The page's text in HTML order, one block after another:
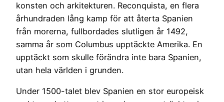
konsten och arkitekturen. Reconquista, en flera
århundraden lång kamp för att återta Spanien
från morerna, fullbordades slutligen år 1492,
samma år som Columbus upptäckte Amerika. En
upptäckt som skulle förändra inte bara Spanien,
utan hela världen i grunden.
Under 1500-talet blev Spanien en stor europeisk